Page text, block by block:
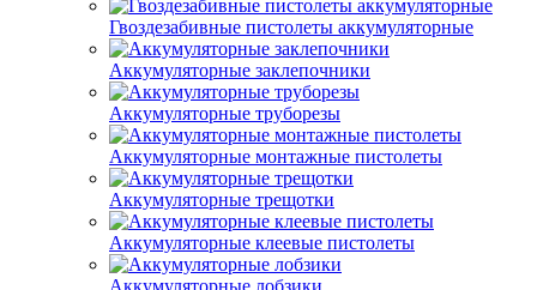
Гвоздезабивные пистолеты аккумуляторные
Аккумуляторные заклепочники
Аккумуляторные труборезы
Аккумуляторные монтажные пистолеты
Аккумуляторные трещотки
Аккумуляторные клеевые пистолеты
Аккумуляторные лобзики